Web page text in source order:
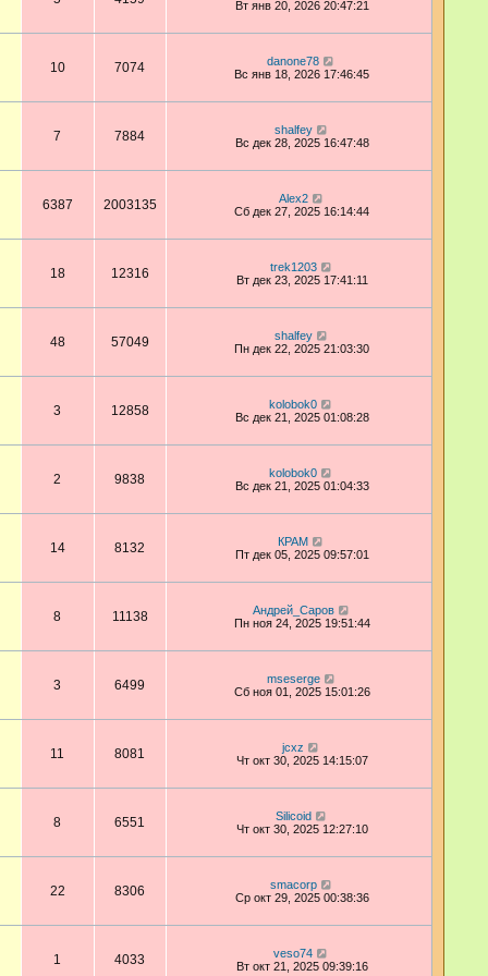
Вт янв 20, 2026 20:47:21
10 7074
danone78
Вс янв 18, 2026 17:46:45
7 7884
shalfey
Вс дек 28, 2025 16:47:48
6387 2003135
Alex2
Сб дек 27, 2025 16:14:44
18 12316
trek1203
Вт дек 23, 2025 17:41:11
48 57049
shalfey
Пн дек 22, 2025 21:03:30
3 12858
kolobok0
Вс дек 21, 2025 01:08:28
2 9838
kolobok0
Вс дек 21, 2025 01:04:33
14 8132
КРАМ
Пт дек 05, 2025 09:57:01
8 11138
Андрей_Саров
Пн ноя 24, 2025 19:51:44
3 6499
mseserge
Сб ноя 01, 2025 15:01:26
11 8081
jcxz
Чт окт 30, 2025 14:15:07
8 6551
Silicoid
Чт окт 30, 2025 12:27:10
22 8306
smacorp
Ср окт 29, 2025 00:38:36
1 4033
veso74
Вт окт 21, 2025 09:39:16